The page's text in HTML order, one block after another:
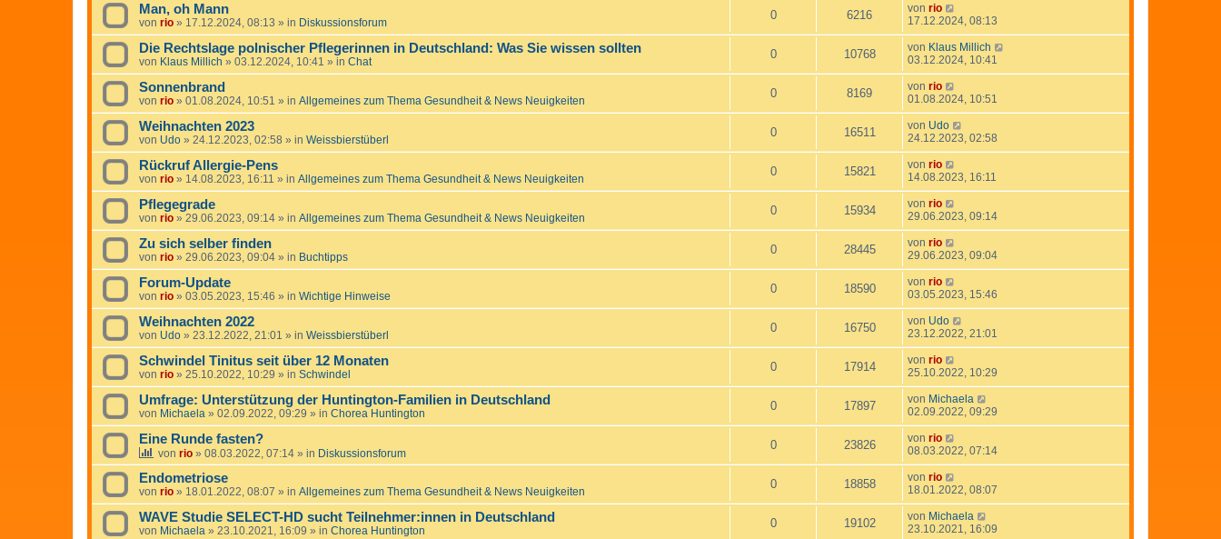
Man, oh Mann
von rio » 17.12.2024, 08:13 » in Diskussionsforum
0 6216 von rio
17.12.2024, 08:13
Die Rechtslage polnischer Pflegerinnen in Deutschland: Was Sie wissen sollten
von Klaus Millich » 03.12.2024, 10:41 » in Chat
0 10768 von Klaus Millich
03.12.2024, 10:41
Sonnenbrand
von rio » 01.08.2024, 10:51 » in Allgemeines zum Thema Gesundheit & News Neuigkeiten
0 8169 von rio
01.08.2024, 10:51
Weihnachten 2023
von Udo » 24.12.2023, 02:58 » in Weissbierstüberl
0 16511 von Udo
24.12.2023, 02:58
Rückruf Allergie-Pens
von rio » 14.08.2023, 16:11 » in Allgemeines zum Thema Gesundheit & News Neuigkeiten
0 15821 von rio
14.08.2023, 16:11
Pflegegrade
von rio » 29.06.2023, 09:14 » in Allgemeines zum Thema Gesundheit & News Neuigkeiten
0 15934 von rio
29.06.2023, 09:14
Zu sich selber finden
von rio » 29.06.2023, 09:04 » in Buchtipps
0 28445 von rio
29.06.2023, 09:04
Forum-Update
von rio » 03.05.2023, 15:46 » in Wichtige Hinweise
0 18590 von rio
03.05.2023, 15:46
Weihnachten 2022
von Udo » 23.12.2022, 21:01 » in Weissbierstüberl
0 16750 von Udo
23.12.2022, 21:01
Schwindel Tinitus seit über 12 Monaten
von rio » 25.10.2022, 10:29 » in Schwindel
0 17914 von rio
25.10.2022, 10:29
Umfrage: Unterstützung der Huntington-Familien in Deutschland
von Michaela » 02.09.2022, 09:29 » in Chorea Huntington
0 17897 von Michaela
02.09.2022, 09:29
Eine Runde fasten?
von rio » 08.03.2022, 07:14 » in Diskussionsforum
0 23826 von rio
08.03.2022, 07:14
Endometriose
von rio » 18.01.2022, 08:07 » in Allgemeines zum Thema Gesundheit & News Neuigkeiten
0 18858 von rio
18.01.2022, 08:07
WAVE Studie SELECT-HD sucht Teilnehmer:innen in Deutschland
von Michaela » 23.10.2021, 16:09 » in Chorea Huntington
0 19102 von Michaela
23.10.2021, 16:09